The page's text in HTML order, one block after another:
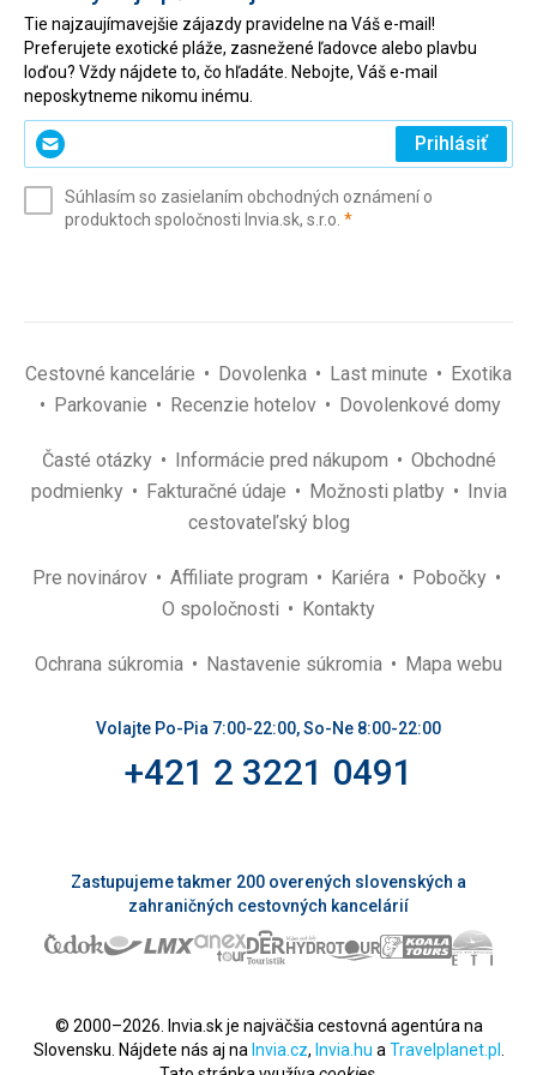
Tie najzaujímavejšie zájazdy pravidelne na Váš e-mail!
Preferujete exotické pláže, zasnežené ľadovce alebo plavbu
loďou? Vždy nájdete to, čo hľadáte. Nebojte, Váš e-mail
neposkytneme nikomu inému.
Zadajte
svoj
(povinné)
Prihlásiť
Súhlasím so zasielaním obchodných oznámení o
produktoch spoločnosti Invia.sk, s.r.o. *(povinné)
Cestovné kancelárie Dovolenka Last minute
Exotika
Parkovanie
Recenzie hotelov Dovolenkové domy
Časté otázky Informácie pred nákupom
Obchodné
podmienky
Fakturačné údaje Možnosti platby
Invia
cestovateľský blog
Pre novinárov Affiliate program Kariéra
Pobočky
O spoločnosti
Kontakty
Ochrana súkromia Nastavenie súkromia Mapa webu
Volajte Po-Pia 7:00-22:00, So-Ne 8:00-22:00
+421 2 3221 0491
Zastupujeme takmer 200 overených slovenských a
zahraničných cestovných kancelárií
© 2000–2026. Invia.sk je najväčšia cestovná agentúra na
Slovensku. Nájdete nás aj na Invia.cz, Invia.hu a Travelplanet.pl